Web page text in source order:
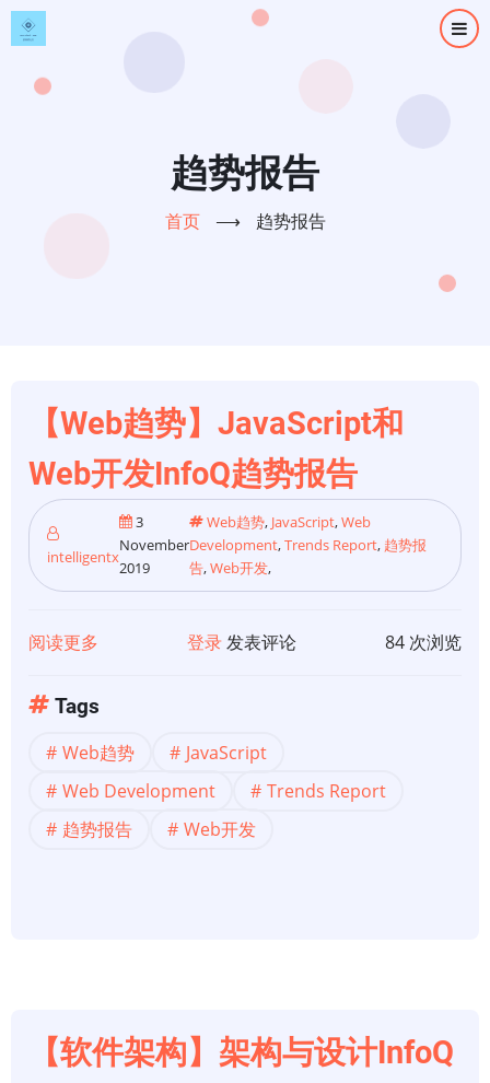
跳
转
趋势报告
首页 ⟶ 趋势报告
【Web趋势】JavaScript和
Web开发InfoQ趋势报告
intelligentx
3
November
2019
Web趋势, JavaScript,Web
Development,Trends Report, 趋势报
告,Web开发,
阅读更多
势】
JavaScript
和
告
登录发表评论 84 次浏览
Tags
Web趋势
JavaScript
Web Development
Trends Report
趋势报告
Web开发
【软件架构】架构与设计InfoQ